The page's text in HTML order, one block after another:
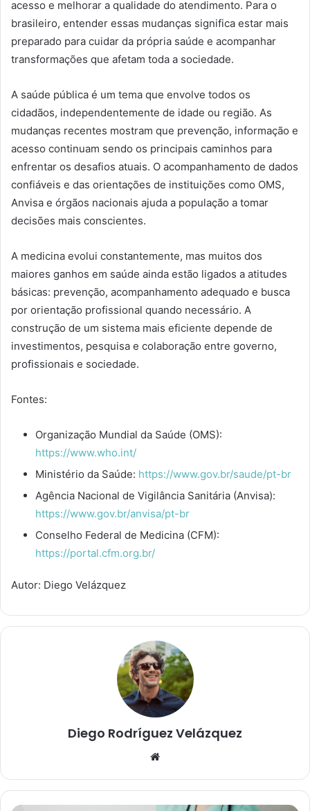
acesso e melhorar a qualidade do atendimento. Para o
brasileiro, entender essas mudanças significa estar mais
preparado para cuidar da própria saúde e acompanhar
transformações que afetam toda a sociedade.
A saúde pública é um tema que envolve todos os
cidadãos, independentemente de idade ou região. As
mudanças recentes mostram que prevenção, informação e
acesso continuam sendo os principais caminhos para
enfrentar os desafios atuais. O acompanhamento de dados
confiáveis e das orientações de instituições como OMS,
Anvisa e órgãos nacionais ajuda a população a tomar
decisões mais conscientes.
A medicina evolui constantemente, mas muitos dos
maiores ganhos em saúde ainda estão ligados a atitudes
básicas: prevenção, acompanhamento adequado e busca
por orientação profissional quando necessário. A
construção de um sistema mais eficiente depende de
investimentos, pesquisa e colaboração entre governo,
profissionais e sociedade.
Fontes:
Organização Mundial da Saúde (OMS):
https://www.who.int/
Ministério da Saúde: https://www.gov.br/saude/pt-br
Agência Nacional de Vigilância Sanitária (Anvisa):
https://www.gov.br/anvisa/pt-br
Conselho Federal de Medicina (CFM):
https://portal.cfm.org.br/
Autor: Diego Velázquez
Diego Rodríguez Velázquez
b
s